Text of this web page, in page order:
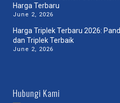
Harga Terbaru
June 2, 2026
Harga Triplek Terbaru 2026:
dan Triplek Terbaik
June 2, 2026
Hubungi Kami